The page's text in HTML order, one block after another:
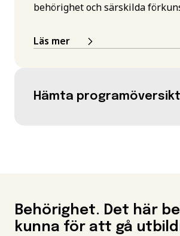
behörighet och särskilda
Läs mer
Hämta programöversikt
Behörighet. Det här
kunna för att gå